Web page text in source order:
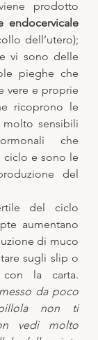
prodotto
endocervicale
dell’utero);
vi sono delle
pieghe che
vere e proprie
molto sensibili
che
ciclo e sono le
del
del ciclo
aumentano
di muco
sugli slip o
la carta.
da poco
non ti
vedi molto